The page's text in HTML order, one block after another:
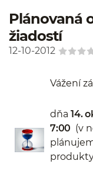
Plánovaná
žiadostí
12-10-2012
Vážení
dňa 14.
7:00 (v